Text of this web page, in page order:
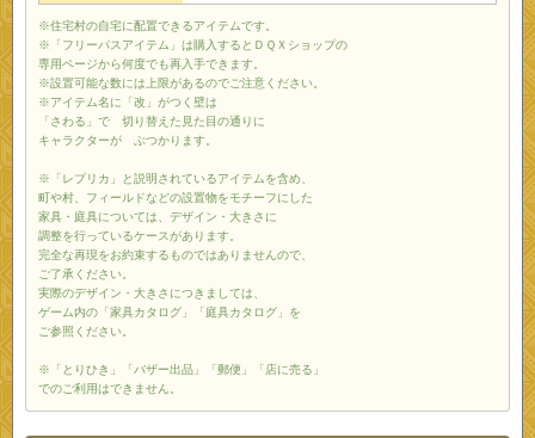
※住宅村の自宅に配置できるアイテムです。
※「フリーパスアイテム」は購入するとＤＱＸショップの
専用ページから何度でも再入手できます。
※設置可能な数には上限があるのでご注意ください。
※アイテム名に「改」がつく壁は
「さわる」で 切り替えた見た目の通りに
キャラクターが ぶつかります。
※「レプリカ」と説明されているアイテムを含め、
町や村、フィールドなどの設置物をモチーフにした
家具・庭具については、デザイン・大きさに
調整を行っているケースがあります。
完全な再現をお約束するものではありませんので、
ご了承ください。
実際のデザイン・大きさにつきましては、
ゲーム内の「家具カタログ」「庭具カタログ」を
ご参照ください。
※「とりひき」「バザー出品」「郵便」「店に売る」
でのご利用はできません。